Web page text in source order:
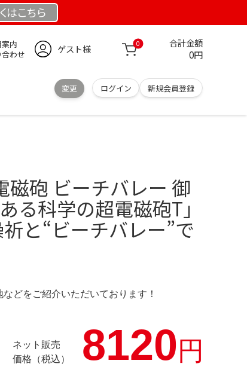
はこちら
内
わせ
ゲスト様 0 合計金額
0円
変更 ログイン 新規会員登録
磁砲 ビーチバレー 御
る科学の超電磁砲T」
と“ビーチバレー”で
どをご紹介いただいております！
ネット販売
価格（税込）
8120円